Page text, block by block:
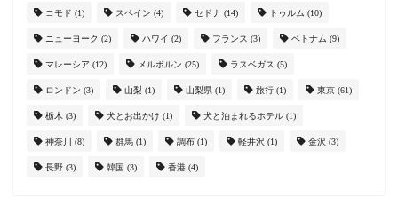
コモド (1) スペイン (4) セドナ (14) トゥルム (10)
ニューヨーク (2) ハワイ (2) フランス (3) ベトナム (9)
マレーシア (12) メルボルン (25) ラスベガス (5)
ロンドン (3) 山梨 (1) 山梨県 (1) 旅行 (1) 東京 (61)
栃木 (3) 犬とお出かけ (1) 犬と泊まれるホテル (1)
神奈川 (8) 群馬 (1) 調布 (1) 軽井沢 (1) 金沢 (3)
長野 (3) 韓国 (3) 香港 (4)